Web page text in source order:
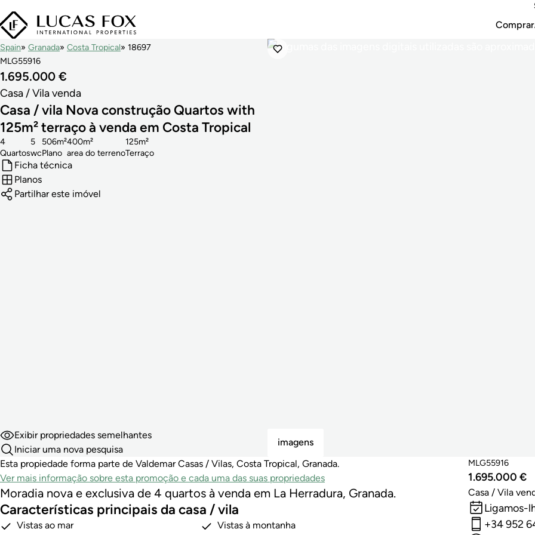
Comprar
imagens
Spain Granada Costa Tropical
18697
MLG55916
1.695.000 €
Casa / Vila venda
Casa / vila Nova construção Quartos with
125m² terraço à venda em Costa Tropical
Quartos
4
wc
5
Plano
506m²
area do terreno
400m²
Terraço
125m²
Ficha técnica
Planos
Partilhar este imóvel
Exibir propriedades semelhantes
Iniciar uma nova pesquisa
Esta propiedade forma parte de Valdemar Casas / Vilas, Costa Tropical, Granada.
Ver mais informação sobre esta promoção e cada uma das suas propriedades
Moradia nova e exclusiva de 4 quartos à venda em La Herradura, Granada.
Características principais da casa / vila
Vistas ao mar
Vistas à montanha
MLG55916
1.695.000 €
Casa / Vila
Ligamos-
+34 952